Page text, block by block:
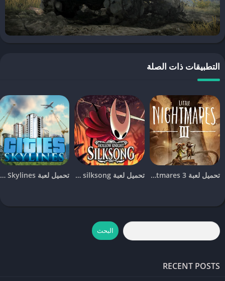
خرائط واسعة: تحتوي اللعبة على مجموعة من الخرائط الواسعة
والمتنوعة التي تشمل تضاريس مختلفة مثل الغابات، الأنهار، والجبال.
مهام متنوعة: يتم تكليف اللاعب بمهام متنوعة تشمل نقل البضائع أو
كيفية تحميل لعبة Mudrunner للأندرويد
التالية:
افتحGoogle Play على جهازك.
ابحث عن “Mudrunner” باستخدام خانة البحث.
اختر النسخة الرسمية للعبة واضغط على “تحميل”.
بعد التحميل، تأكد من وجود مساحة تخزين كافية واتصال قوي بالإنترنت
لتجنب أي مشاكل أثناء التحميل.
يجب أن يكون جهاز الأندرويد لديك مزودًا بمواصفات مناسبة حتى تستطيع
كيفية تحميل لعبة Mudrunner للآيفون
Mudrunnerبسهولة عبر
التطبيقات ذات الصلة
تحميل لعبة Little Nightmares 3 للجوال [آخر اصدار] تحميل لعبة hollow knight silksong للجوال [آخر اصدار] تحميل لعبة Cities Skylines للجوال للاندرويد و الايفون [آخر اصدار]
البحث
RECENT POSTS